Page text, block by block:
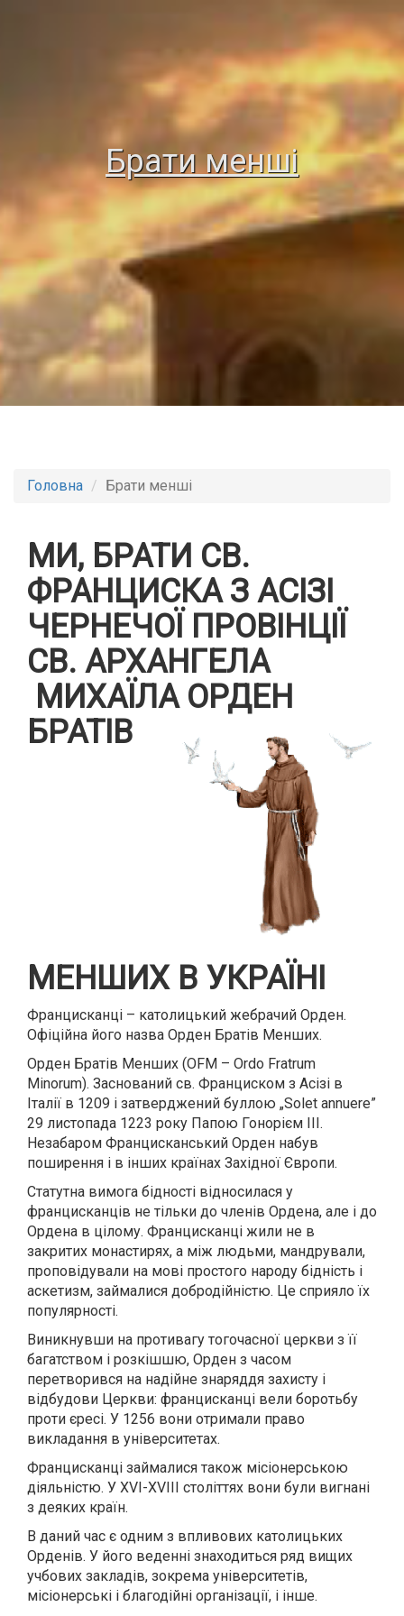
Брати менші
Головна Брати менші
МИ, БРАТИ СВ.
ФРАНЦИСКА З АСІЗІ
ЧЕРНЕЧОЇ ПРОВІНЦІЇ
СВ. АРХАНГЕЛА
МИХАЇЛАОРДЕН
БРАТІВ
МЕНШИХ В УКРАЇНІ
Францисканці – католицький жебрачий Орден.
Офіційна його назва Орден Братів Менших.
Орден Братів Менших (OFM – Ordo Fratrum
Minorum). Заснований св. Франциском з Асізі в
Італії в 1209 і затверджений буллою „Solet annuere”
29 листопада 1223 року Папою Гонорієм ІІІ.
Незабаром Францисканський Орден набув
поширення і в інших країнах Західної Європи.
Статутна вимога бідності відносилася у
францисканців не тільки до членів Ордена, але і до
Ордена в цілому. Францисканці жили не в
закритих монастирях, а між людьми, мандрували,
проповідували на мові простого народу бідність і
аскетизм, займалися добродійністю. Це сприяло їх
популярності.
Виникнувши на противагу тогочасної церкви з її
багатством і розкішшю, Орден з часом
перетворився на надійне знаряддя захисту і
відбудови Церкви: францисканці вели боротьбу
проти єресі. У 1256 вони отримали право
викладання в університетах.
Францисканці займалися також місіонерською
діяльністю. У XVI-XVIII століттях вони були вигнані
з деяких країн.
В даний час є одним з впливових католицьких
Орденів. У його веденні знаходиться ряд вищих
учбових закладів, зокрема університетів,
місіонерські і благодійні організації, і інше.